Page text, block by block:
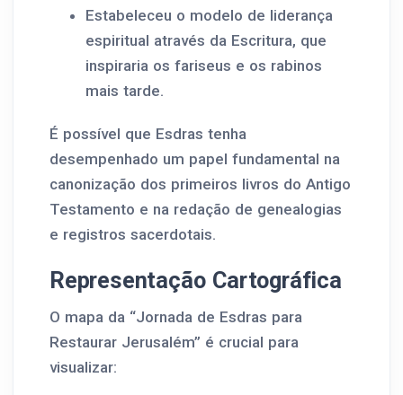
Estabeleceu o modelo de liderança
espiritual através da Escritura, que
inspiraria os fariseus e os rabinos
mais tarde.
É possível que Esdras tenha
desempenhado um papel fundamental na
canonização dos primeiros livros do Antigo
Testamento e na redação de genealogias
e registros sacerdotais.
Representação Cartográfica
O mapa da “Jornada de Esdras para
Restaurar Jerusalém” é crucial para
visualizar: